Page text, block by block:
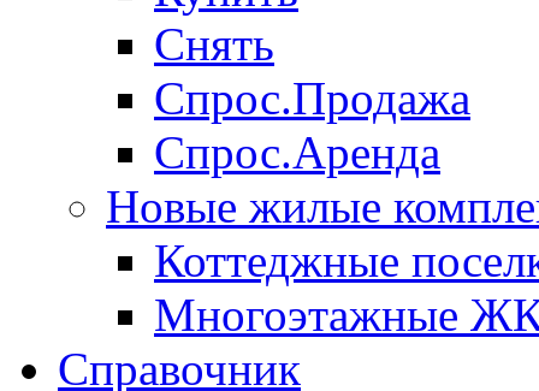
Снять
Спрос.Продажа
Спрос.Аренда
Новые жилые
Коттеджные
Многоэтажные
Справочник